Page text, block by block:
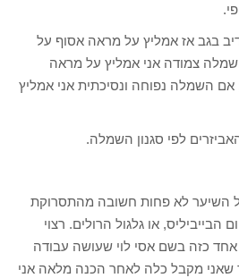
בגב אז אמליץ על מראה אסוף על
צמודה אני אמליץ על מראה
השמלה נפוחה ונסיכתית אני אמליץ
לפי סגנון השמלה.
השיער לא פחות חשובה מהתסרוקת
או גלגול הרולים. רצוי
אחד כזה בשם אסי לוי שעושה עבודה
שאני מקבל כלה לאחר הכנה מלאה אני